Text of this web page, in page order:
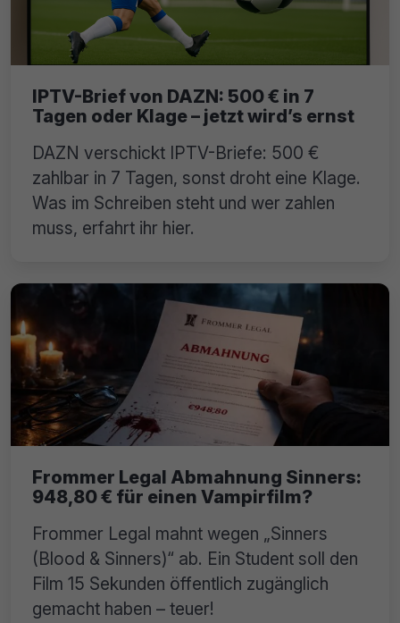
IPTV-Brief von DAZN: 500 € in 7
Tagen oder Klage – jetzt wird’s ernst
DAZN verschickt IPTV-Briefe: 500 €
zahlbar in 7 Tagen, sonst droht eine Klage.
Was im Schreiben steht und wer zahlen
muss, erfahrt ihr hier.
Frommer Legal Abmahnung Sinners:
948,80 € für einen Vampirfilm?
Frommer Legal mahnt wegen „Sinners
(Blood & Sinners)“ ab. Ein Student soll den
Film 15 Sekunden öffentlich zugänglich
gemacht haben – teuer!